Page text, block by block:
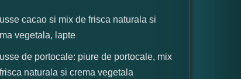
cacao si mix de frisca naturala si
vegetala, lapte
de portocale: piure de portocale, mix
naturala si crema vegetala